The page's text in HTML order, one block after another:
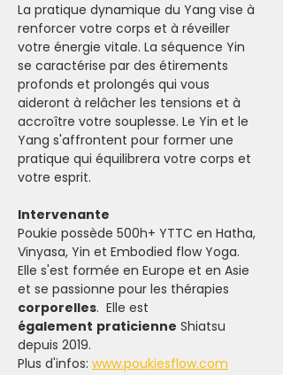
La pratique dynamique du Yang vise à
renforcer votre corps et à réveiller
votre énergie vitale. La séquence Yin
se caractérise par des étirements
profonds et prolongés qui vous
aideront à relâcher les tensions et à
accroître votre souplesse. Le Yin et le
Yang s'affrontent pour former une
pratique qui équilibrera votre corps et
votre esprit.
Intervenante
Poukie possède 500h+ YTTC en Hatha,
Vinyasa, Yin et Embodied flow Yoga.
Elle s'est formée en Europe et en Asie
et se passionne pour les thérapies
corporelles.  Elle est
également praticienne Shiatsu
depuis 2019.
Plus d'infos: www.poukiesflow.com